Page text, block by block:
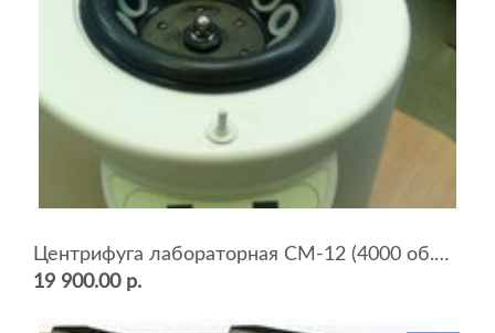
Центрифуга лабораторная СМ-12 (4000 об.мин, 12 пробирок)
19 900.00 р.